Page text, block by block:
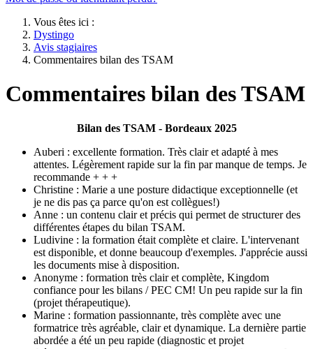
Vous êtes ici :
Dystingo
Avis stagiaires
Commentaires bilan des TSAM
Commentaires bilan des TSAM
Bilan des TSAM - Bordeaux 2025
Auberi : excellente formation. Très clair et adapté à mes
attentes. Légèrement rapide sur la fin par manque de temps. Je
recommande + + +
Christine : Marie a une posture didactique exceptionnelle (et
je ne dis pas ça parce qu'on est collègues!)
Anne : un contenu clair et précis qui permet de structurer des
différentes étapes du bilan TSAM.
Ludivine : la formation était complète et claire. L'intervenant
est disponible, et donne beaucoup d'exemples. J'apprécie aussi
les documents mise à disposition.
Anonyme : formation très clair et complète, Kingdom
confiance pour les bilans / PEC CM! Un peu rapide sur la fin
(projet thérapeutique).
Marine : formation passionnante, très complète avec une
formatrice très agréable, clair et dynamique. La dernière partie
abordée a été un peu rapide (diagnostic et projet